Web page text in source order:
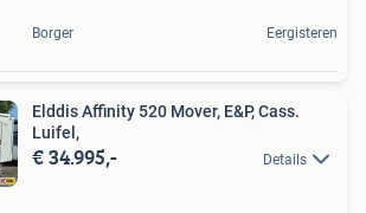
Borger Eergisteren
Elddis Affinity 520 Mover, E&P, Cass.
Luifel,
€ 34.995,- Details